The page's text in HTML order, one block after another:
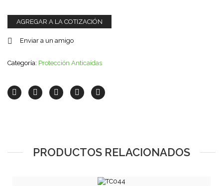
AGREGAR A LA COTIZACIÓN
Enviar a un amigo
Categoría: Protección Anticaí­das
PRODUCTOS RELACIONADOS